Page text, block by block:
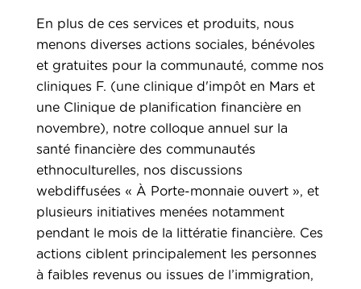
En plus de ces services et produits, nous
menons diverses actions sociales, bénévoles
et gratuites pour la communauté, comme nos
cliniques F. (une clinique d'impôt en Mars et
une Clinique de planification financière en
novembre), notre colloque annuel sur la
santé financière des communautés
ethnoculturelles, nos discussions
webdiffusées « À Porte-monnaie ouvert », et
plusieurs initiatives menées notamment
pendant le mois de la littératie financière. Ces
actions ciblent principalement les personnes
à faibles revenus ou issues de l’immigration,